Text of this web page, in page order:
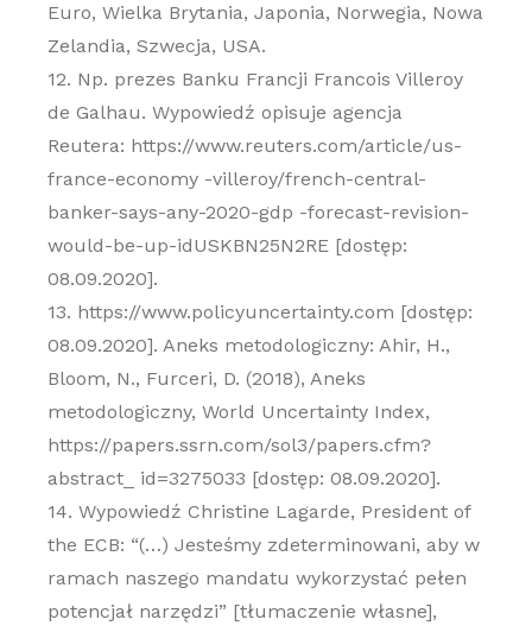
Euro, Wielka Brytania, Japonia, Norwegia, Nowa
Zelandia, Szwecja, USA.
12. Np. prezes Banku Francji Francois Villeroy
de Galhau. Wypowiedź opisuje agencja
Reutera: https://www.reuters.com/article/us-
france-economy -villeroy/french-central-
banker-says-any-2020-gdp -forecast-revision-
would-be-up-idUSKBN25N2RE [dostęp:
08.09.2020].
13. https://www.policyuncertainty.com [dostęp:
08.09.2020]. Aneks metodologiczny: Ahir, H.,
Bloom, N., Furceri, D. (2018), Aneks
metodologiczny, World Uncertainty Index,
https://papers.ssrn.com/sol3/papers.cfm?
abstract_ id=3275033 [dostęp: 08.09.2020].
14. Wypowiedź Christine Lagarde, President of
the ECB: “(…) Jesteśmy zdeterminowani, aby w
ramach naszego mandatu wykorzystać pełen
potencjał narzędzi” [tłumaczenie własne],